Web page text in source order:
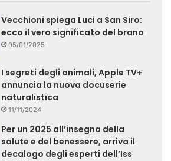
Vecchioni spiega Luci a San Siro:
ecco il vero significato del brano
05/01/2025
I segreti degli animali, Apple TV+
annuncia la nuova docuserie
naturalistica
11/11/2024
Per un 2025 all’insegna della
salute e del benessere, arriva il
decalogo degli esperti dell’Iss